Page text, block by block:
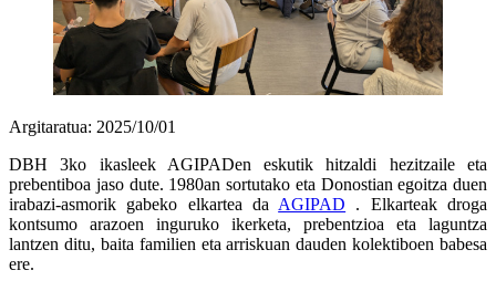
Argitaratua: 2025/10/01
DBH 3ko ikasleek AGIPADen eskutik hitzaldi hezitzaile eta
prebentiboa jaso dute. 1980an sortutako eta Donostian egoitza duen
irabazi-asmorik gabeko elkartea da AGIPAD . Elkarteak droga
kontsumo arazoen inguruko ikerketa, prebentzioa eta laguntza
lantzen ditu, baita familien eta arriskuan dauden kolektiboen babesa
ere.